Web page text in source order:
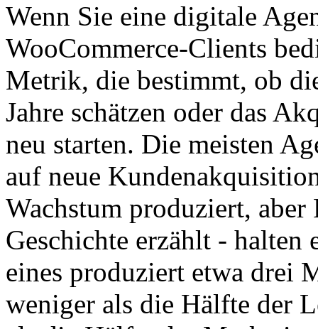
Wenn Sie eine digitale
WooCommerce-Clients
Metrik, die bestimmt, ob
Jahre schätzen oder das
neu starten. Die meisten
auf neue
Wachstum produziert, aber
Geschichte erzählt - halten
eines produziert etwa drei
weniger als die Hälfte der